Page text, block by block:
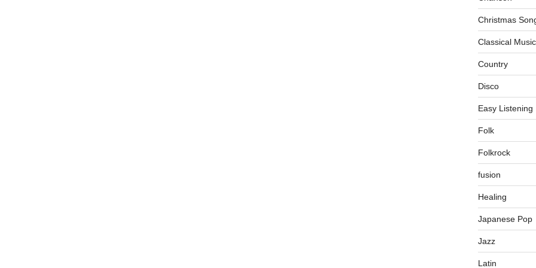
Christmas
Classical Music
Country
Disco
Easy Listening
Folk
Folkrock
fusion
Healing
Japanese Pop
Jazz
Latin